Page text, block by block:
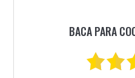
BACA PARA